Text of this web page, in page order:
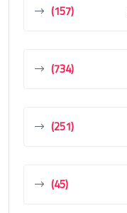
(157)
(734)
(251)
(45)